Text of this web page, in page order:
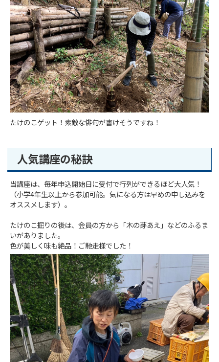
たけのこゲット！素敵な俳句が書けそうですね！
人気講座の秘訣
当講座は、毎年申込開始日に受付で行列ができるほど大人気！
（小学4年生以上から参加可能。気になる方は早めの申し込みを
オススメします）。
たけのこ掘りの後は、会員の方から「木の芽あえ」などのふるま
いがありました。
色が美しく味も絶品！ご馳走様でした！